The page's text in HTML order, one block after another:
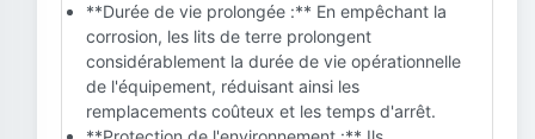
**Durée de vie prolongée :** En empêchant la
corrosion, les lits de terre prolongent
considérablement la durée de vie opérationnelle
de l'équipement, réduisant ainsi les
remplacements coûteux et les temps d'arrêt.